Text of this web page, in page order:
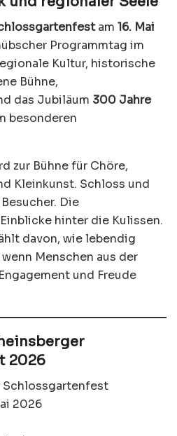
am 16. Mai
Programmtag im
Kultur, historische
Bühne,
das Jubiläum 300 Jahre
besonderen
zur Bühne für Chöre,
Kleinkunst. Schloss und
Die
hinter die Kulissen.
davon, wie lebendig
Menschen aus der
und Freude
2026
Schlossgartenfest
2026